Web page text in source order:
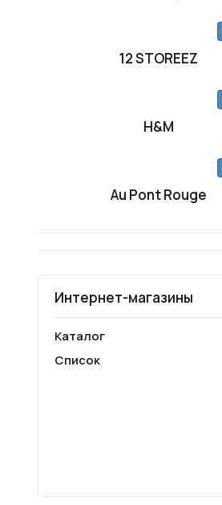
12 STOREEZ
H&M
Au Pont Rouge
Интернет-магазины
Каталог
Список